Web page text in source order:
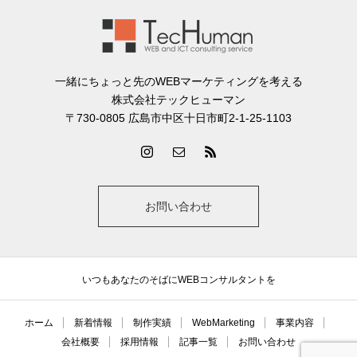
一緒にちょっと先のWEBマーケティングを考える
株式会社テックヒューマン
〒730-0805 広島市中区十日市町2-1-25-1103
お問い合わせ
いつもあなたのそばにWEBコンサルタントを
ホーム 新着情報 制作実績 WebMarketing
事業内容
会社概要
採用情報 記事一覧 お問い合わせ